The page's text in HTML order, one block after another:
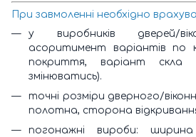
При завмоленні необхідно
у виробників дверей/
асоритимент варіантів по
покриття, варіант
змінюватись).
точні розміри дверного/
полотна, сторона
погонажні вироби: